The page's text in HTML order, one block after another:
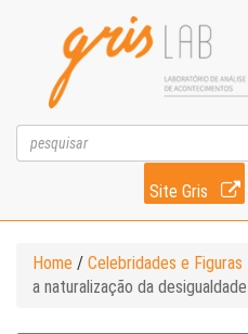
Site Gris
Home / Celebridades e Figuras
a naturalização da